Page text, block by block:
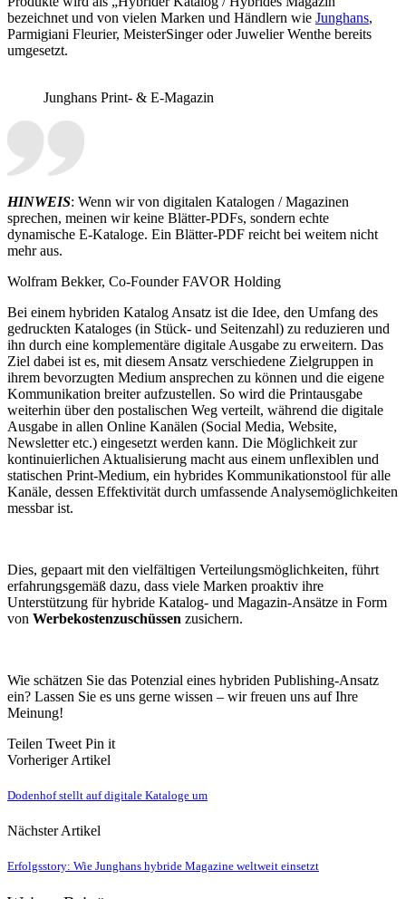
bezeichnet und von vielen Marken und Händlern wie Junghans,
Parmigiani Fleurier, MeisterSinger oder Juwelier Wenthe bereits
umgesetzt.
Junghans Print- & E-Magazin
HINWEIS: Wenn wir von digitalen Katalogen / Magazinen
sprechen, meinen wir keine Blätter-PDFs, sondern echte
dynamische E-Kataloge. Ein Blätter-PDF reicht bei weitem nicht
mehr aus.
Wolfram Bekker, Co-Founder FAVOR Holding
Bei einem hybriden Katalog Ansatz ist die Idee, den Umfang des
gedruckten Kataloges (in Stück- und Seitenzahl) zu reduzieren und
ihn durch eine komplementäre digitale Ausgabe zu erweitern. Das
Ziel dabei ist es, mit diesem Ansatz verschiedene Zielgruppen in
ihrem bevorzugten Medium ansprechen zu können und die eigene
Kommunikation breiter aufzustellen. So wird die Printausgabe
weiterhin über den postalischen Weg verteilt, während die digitale
Ausgabe in allen Online Kanälen (Social Media, Website,
Newsletter etc.) eingesetzt werden kann. Die Möglichkeit zur
kontinuierlichen Aktualisierung macht aus einem unflexiblen und
statischen Print-Medium, ein hybrides Kommunikationstool für alle
Kanäle, dessen Effektivität durch umfassende Analysemöglichkeiten
messbar ist.
Dies, gepaart mit den vielfältigen Verteilungsmöglichkeiten, führt
erfahrungsgemäß dazu, dass viele Marken proaktiv ihre
Unterstützung für hybride Katalog- und Magazin-Ansätze in Form
von Werbekostenzuschüssen zusichern.
Wie schätzen Sie das Potenzial eines hybriden Publishing-Ansatz
ein? Lassen Sie es uns gerne wissen – wir freuen uns auf Ihre
Meinung!
Teilen Tweet Pin it
Vorheriger Artikel
Dodenhof stellt auf digitale Kataloge um
Nächster Artikel
Erfolgsstory: Wie Junghans hybride Magazine weltweit einsetzt